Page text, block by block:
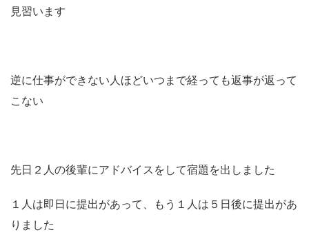
見習います
逆に仕事ができない人ほどいつまで経っても返事が返って
こない
先日２人の後輩にアドバイスをして宿題を出しました
１人は即日に提出があって、もう１人は５日後に提出があ
りました